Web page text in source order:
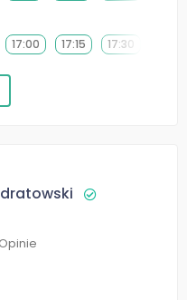
17:00 17:15 17:30